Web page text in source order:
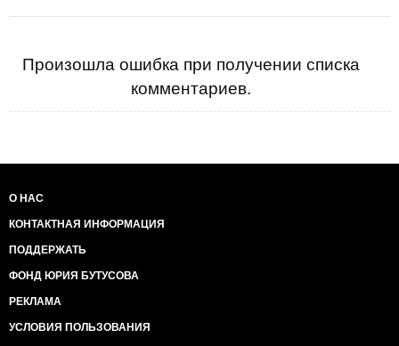
Произошла ошибка при получении списка
комментариев.
О НАС
КОНТАКТНАЯ ИНФОРМАЦИЯ
ПОДДЕРЖАТЬ
ФОНД ЮРИЯ БУТУСОВА
РЕКЛАМА
УСЛОВИЯ ПОЛЬЗОВАНИЯ